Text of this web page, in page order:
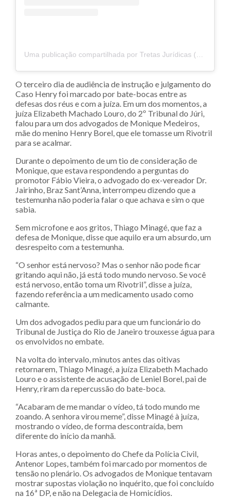
O terceiro dia de audiência de instrução e julgamento do
Caso Henry foi marcado por bate-bocas entre as
defesas dos réus e com a juíza. Em um dos momentos, a
juíza Elizabeth Machado Louro, do 2º Tribunal do Júri,
falou para um dos advogados de Monique Medeiros,
mãe do menino Henry Borel, que ele tomasse um Rivotril
para se acalmar.
Durante o depoimento de um tio de consideração de
Monique, que estava respondendo a perguntas do
promotor Fábio Vieira, o advogado do ex-vereador Dr.
Jairinho, Braz Sant’Anna, interrompeu dizendo que a
testemunha não poderia falar o que achava e sim o que
sabia.
Sem microfone e aos gritos, Thiago Minagé, que faz a
defesa de Monique, disse que aquilo era um absurdo, um
desrespeito com a testemunha.
“O senhor está nervoso? Mas o senhor não pode ficar
gritando aqui não, já está todo mundo nervoso. Se você
está nervoso, então toma um Rivotril”, disse a juíza,
fazendo referência a um medicamento usado como
calmante.
Um dos advogados pediu para que um funcionário do
Tribunal de Justiça do Rio de Janeiro trouxesse água para
os envolvidos no embate.
Na volta do intervalo, minutos antes das oitivas
retornarem, Thiago Minagé, a juíza Elizabeth Machado
Louro e o assistente de acusação de Leniel Borel, pai de
Henry, riram da repercussão do bate-boca.
“Acabaram de me mandar o vídeo, tá todo mundo me
zoando. A senhora virou meme”, disse Minagé à juíza,
mostrando o vídeo, de forma descontraída, bem
diferente do início da manhã.
Horas antes, o depoimento do Chefe da Polícia Civil,
Antenor Lopes, também foi marcado por momentos de
tensão no plenário. Os advogados de Monique tentavam
mostrar supostas violação no inquérito, que foi concluído
na 16ª DP, e não na Delegacia de Homicídios.